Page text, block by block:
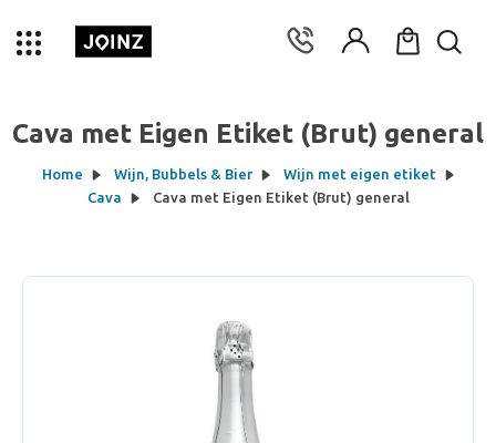
Cava met Eigen Etiket (Brut) general
Home Wijn, Bubbels & Bier
Wijn met eigen etiket
Cava
Cava met Eigen Etiket (Brut) general